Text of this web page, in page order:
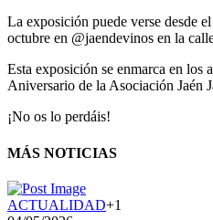
La exposición puede verse desde
octubre en @jaendevinos en la
Esta exposición se enmarca en los
Aniversario de la Asociación Jaén
¡No os lo perdáis!
MÁS NOTICIAS
ACTUALIDAD+1